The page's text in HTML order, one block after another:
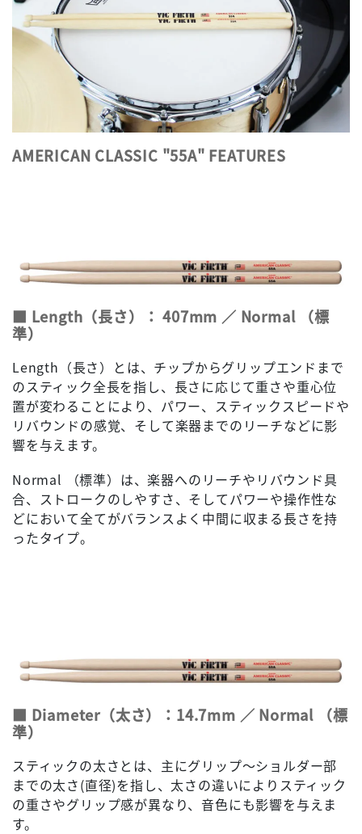
AMERICAN CLASSIC "55A" FEATURES
■ Length（長さ）： 407mm ／ Normal （標
準）
Length（長さ）とは、チップからグリップエンドまで
のスティック全長を指し、長さに応じて重さや重心位
置が変わることにより、パワー、スティックスピードや
リバウンドの感覚、そして楽器までのリーチなどに影
響を与えます。
Normal （標準）は、楽器へのリーチやリバウンド具
合、ストロークのしやすさ、そしてパワーや操作性な
どにおいて全てがバランスよく中間に収まる長さを持
ったタイプ。
■ Diameter（太さ）：14.7mm ／ Normal （標
準）
スティックの太さとは、主にグリップ～ショルダー部
までの太さ(直径)を指し、太さの違いによりスティック
の重さやグリップ感が異なり、音色にも影響を与えま
す。